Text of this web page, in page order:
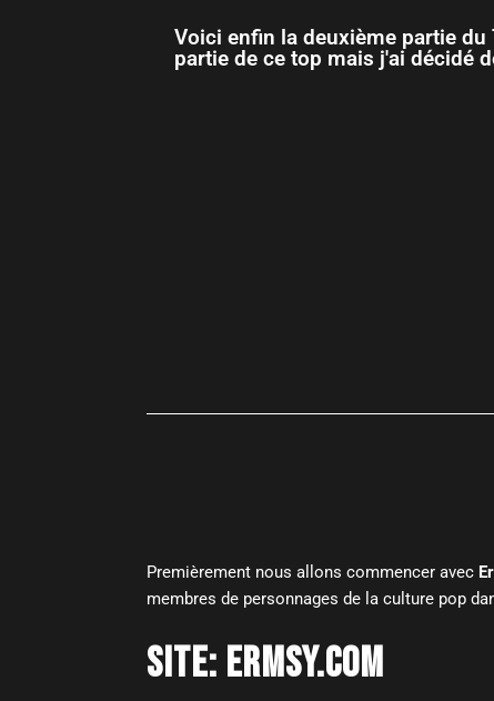
Voici enfin la deuxième partie
partie de ce top mais j'ai décidé
Premièrement nous allons commencer avec
membres de personnages de la culture pop
SITE: ERMSY.COM